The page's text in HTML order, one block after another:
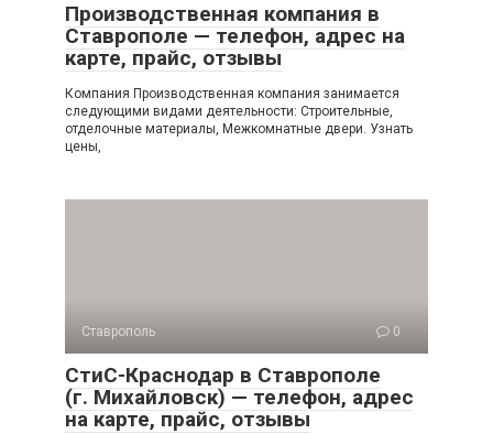
Производственная компания в
Ставрополе — телефон, адрес на
карте, прайс, отзывы
Компания Производственная компания занимается
следующими видами деятельности: Строительные,
отделочные материалы, Межкомнатные двери. Узнать
цены,
Ставрополь 0
СтиС-Краснодар в Ставрополе
(г. Михайловск) — телефон, адрес
на карте, прайс, отзывы